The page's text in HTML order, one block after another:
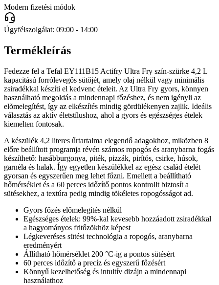
Modern fizetési módok
Ügyfélszolgálat: 09:00 - 14:00
Termékleírás
Fedezze fel a Tefal EY111B15 Actifry Ultra Fry szín-szürke 4,2 L
kapacitású forrólevegős sütőjét, amely olaj nélkül vagy minimális
zsiradékkal készíti el kedvenc ételeit. Az Ultra Fry gyors, könnyen
használható megoldás a mindennapi főzéshez, és nem igényli az
elõmelegítést, így az elkészítés mindig gördülékenyen zajlik. Ideális
választás az aktív életstílushoz, ahol a gyors és egészséges ételek
kiemelten fontosak.
A készülék 4,2 literes űrtartalma elegendő adagokhoz, miközben 8
előre beállított programja révén számos ropogós és aranybarna fogás
készíthető: hasábburgonya, piték, pizzák, pirítós, csirke, húsok,
garnéla és halak. Így egyetlen készülékkel az egész család ételét
gyorsan és egyszerűen meg lehet főzni. Emellett a beállítható
hőmérséklet és a 60 perces időzítő pontos kontrollt biztosít a
sütésekhez, a textúra pedig mindig tökéletes ropogósságot ad.
Gyors főzés előmelegítés nélkül
Egészséges ételek: 99%-kal kevesebb hozzáadott zsiradékkal
a hagyományos fritőzökhöz képest
Légkeveréses sütési technológia a ropogós, aranybarna
eredményért
Állítható hőmérséklet 200 °C-ig a pontos sütésért
60 perces időzítő a precíz és egyszerű főzésért
Könnyű kezelhetőség és intuitív dizájn a mindennapi
használathoz